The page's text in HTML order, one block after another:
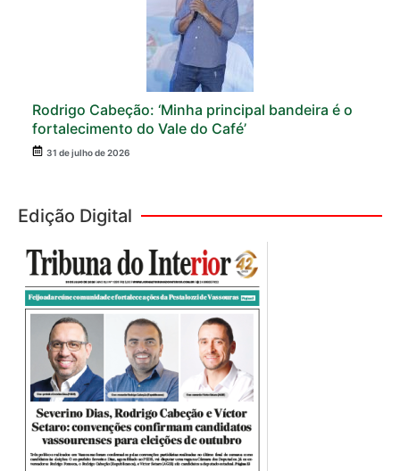
Rodrigo Cabeção: ‘Minha principal bandeira é o
fortalecimento do Vale do Café’
31 de julho de 2026
Edição Digital